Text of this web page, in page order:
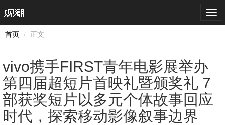
首页
正文
vivo携手FIRST青年电影展举办
第四届超短片首映礼暨颁奖礼 7
部获奖短片以多元个体故事回应
时代，探索移动影像叙事边界